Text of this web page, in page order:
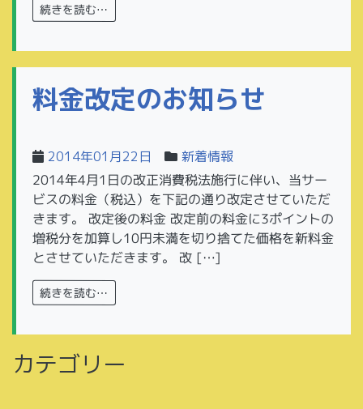
続きを読む…
料金改定のお知らせ
2014年01月22日 新着情報
2014年4月1日の改正消費税法施行に伴い、当サー
ビスの料金（税込）を下記の通り改定させていただ
きます。 改定後の料金 改定前の料金に3ポイントの
増税分を加算し10円未満を切り捨てた価格を新料金
とさせていただきます。 改 […]
続きを読む…
カテゴリー